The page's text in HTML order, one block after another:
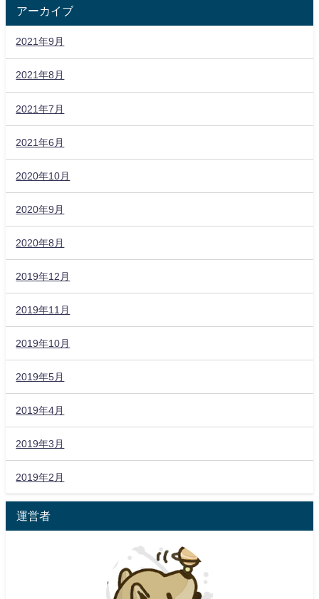
アーカイブ
2021年9月
2021年8月
2021年7月
2021年6月
2020年10月
2020年9月
2020年8月
2019年12月
2019年11月
2019年10月
2019年5月
2019年4月
2019年3月
2019年2月
運営者